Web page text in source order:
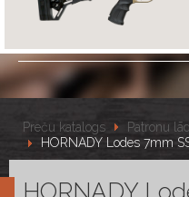
Preču katalogs Patronu
HORNADY Lodes 7mm
HORNADY